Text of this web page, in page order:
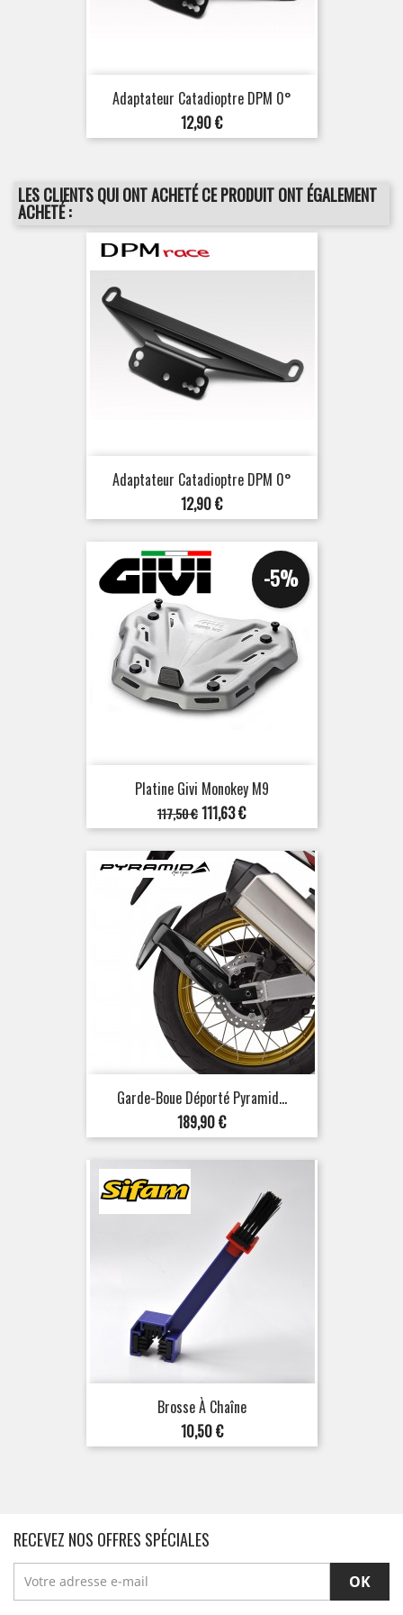
Adaptateur Catadioptre DPM 0°
Prix
12,90 €
LES CLIENTS QUI ONT ACHETÉ CE PRODUIT ONT ÉGALEMENT
ACHETÉ :
Adaptateur Catadioptre DPM 0°
Prix
12,90 €
Platine Givi Monokey M9
Prix
de
base
117,50 €
-5%
Prix
111,63 €
Garde-Boue Déporté Pyramid...
Prix
189,90 €
Brosse À Chaîne
Prix
10,50 €
RECEVEZ NOS OFFRES SPÉCIALES